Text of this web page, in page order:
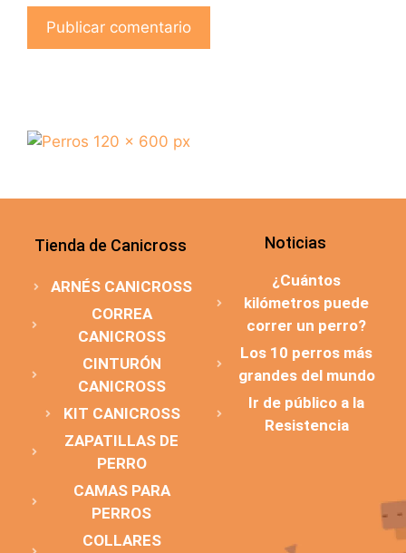
Tienda de Canicross
ARNÉS CANICROSS
CORREA
CANICROSS
CINTURÓN
CANICROSS
KIT CANICROSS
ZAPATILLAS DE
PERRO
CAMAS PARA
PERROS
COLLARES
Noticias
¿Cuántos
kilómetros puede
correr un perro?
Los 10 perros más
grandes del mundo
Ir de público a la
Resistencia